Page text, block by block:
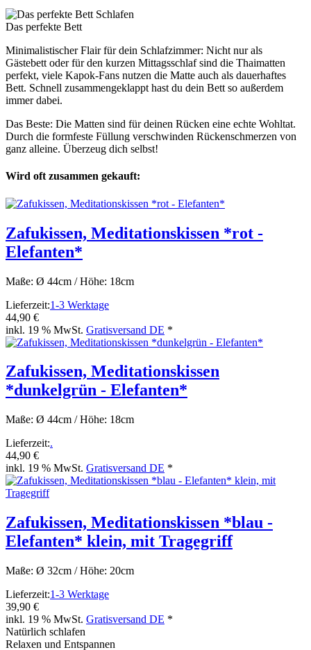
Schlafen
Das perfekte Bett
Minimalistischer Flair für dein Schlafzimmer: Nicht nur als
Gästebett oder für den kurzen Mittagsschlaf sind die Thaimatten
perfekt, viele Kapok-Fans nutzen die Matte auch als dauerhaftes
Bett. Schnell zusammengeklappt hast du dein Bett so außerdem
immer dabei.
Das Beste: Die Matten sind für deinen Rücken eine echte Wohltat.
Durch die formfeste Füllung verschwinden Rückenschmerzen von
ganz alleine. Überzeug dich selbst!
Wird oft zusammen gekauft:
Zafukissen, Meditationskissen *rot -
Elefanten*
Maße: Ø 44cm / Höhe: 18cm
Lieferzeit:1-3 Werktage
44,90 €
inkl. 19 % MwSt. Gratisversand DE *
Zafukissen, Meditationskissen
*dunkelgrün - Elefanten*
Maße: Ø 44cm / Höhe: 18cm
Lieferzeit:.
44,90 €
inkl. 19 % MwSt. Gratisversand DE *
Zafukissen, Meditationskissen *blau -
Elefanten* klein, mit Tragegriff
Maße: Ø 32cm / Höhe: 20cm
Lieferzeit:1-3 Werktage
39,90 €
inkl. 19 % MwSt. Gratisversand DE *
Natürlich schlafen
Relaxen und Entspannen